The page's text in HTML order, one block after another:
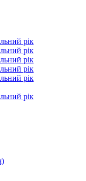
рік
рік
рік
рік
рік
рік